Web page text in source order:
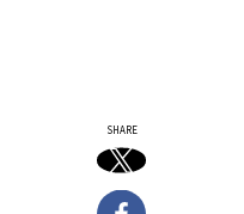
SHARE